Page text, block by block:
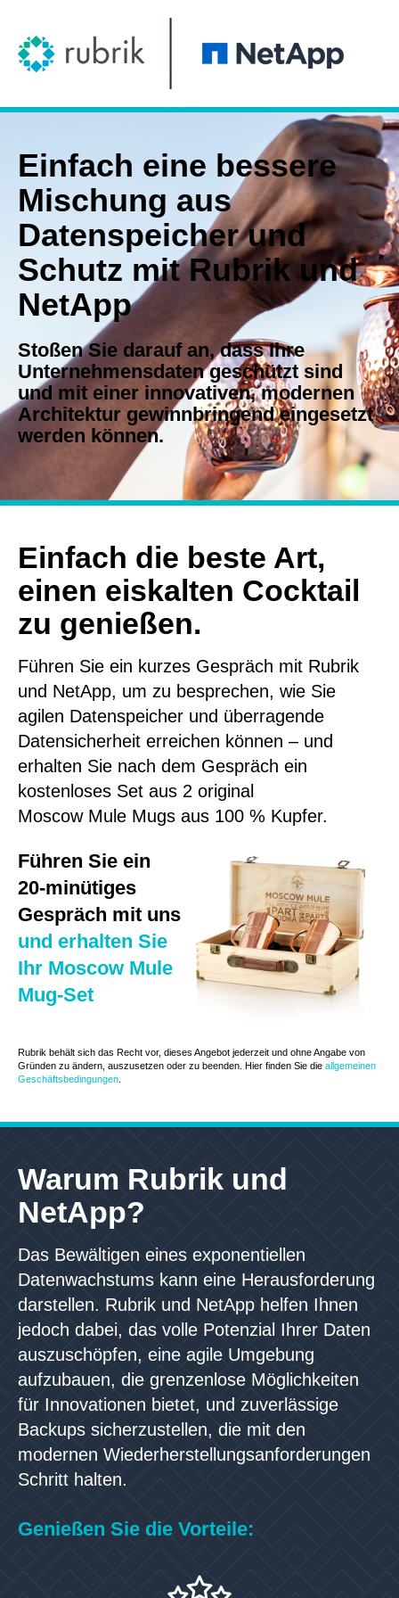
Einfach eine bessere
Mischung aus
Datenspeicher und
Schutz mit Rubrik und
NetApp
Stoßen Sie darauf an, dass Ihre
Unternehmensdaten geschützt sind
und mit einer innovativen, modernen
Architektur gewinnbringend eingesetzt
werden können.
Einfach die beste Art,
einen eiskalten Cocktail
zu genießen.
Führen Sie ein kurzes Gespräch mit Rubrik
und NetApp, um zu besprechen, wie Sie
agilen Datenspeicher und überragende
Datensicherheit erreichen können – und
erhalten Sie nach dem Gespräch ein
kostenloses Set aus 2 original
Moscow Mule Mugs aus 100 % Kupfer.
Führen Sie ein
20-minütiges
Gespräch mit uns
und erhalten Sie
Ihr Moscow Mule
Mug-Set
Rubrik behält sich das Recht vor, dieses Angebot jederzeit und ohne Angabe von
Gründen zu ändern, auszusetzen oder zu beenden. Hier finden Sie die allgemeinen
Geschäftsbedingungen
Warum Rubrik und
NetApp?
Das Bewältigen eines exponentiellen
Datenwachstums kann eine Herausforderung
darstellen. Rubrik und NetApp helfen Ihnen
jedoch dabei, das volle Potenzial Ihrer Daten
auszuschöpfen, eine agile Umgebung
aufzubauen, die grenzenlose Möglichkeiten
für Innovationen bietet, und zuverlässige
Backups sicherzustellen, die mit den
modernen Wiederherstellungsanforderungen
Schritt halten.
Genießen Sie die Vorteile: